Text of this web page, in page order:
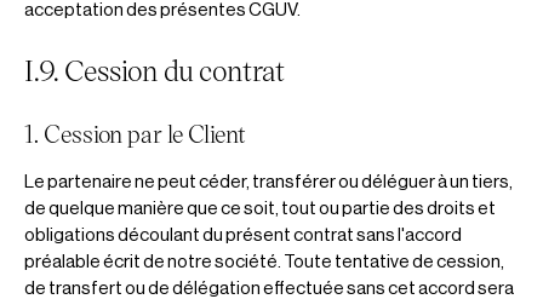
acceptation des présentes CGUV.
I.9. Cession du contrat
1. Cession par le Client
Le partenaire ne peut céder, transférer ou déléguer à un tiers,
de quelque manière que ce soit, tout ou partie des droits et
obligations découlant du présent contrat sans l'accord
préalable écrit de notre société. Toute tentative de cession,
de transfert ou de délégation effectuée sans cet accord sera